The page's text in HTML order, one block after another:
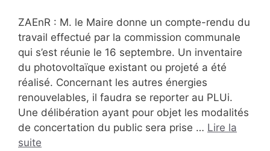
ZAEnR : M. le Maire donne un compte-rendu du
travail effectué par la commission communale
qui s’est réunie le 16 septembre. Un inventaire
du photovoltaïque existant ou projeté a été
réalisé. Concernant les autres énergies
renouvelables, il faudra se reporter au PLUi.
Une délibération ayant pour objet les modalités
de concertation du public sera prise … Lire la
suite